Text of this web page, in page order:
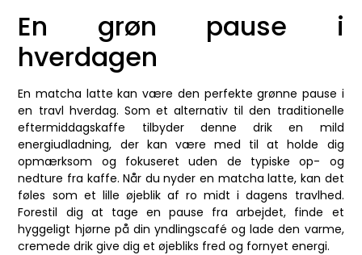
En grøn pause i
hverdagen
En matcha latte kan være den perfekte grønne pause i
en travl hverdag. Som et alternativ til den traditionelle
eftermiddagskaffe tilbyder denne drik en mild
energiudladning, der kan være med til at holde dig
opmærksom og fokuseret uden de typiske op- og
nedture fra kaffe. Når du nyder en matcha latte, kan det
føles som et lille øjeblik af ro midt i dagens travlhed.
Forestil dig at tage en pause fra arbejdet, finde et
hyggeligt hjørne på din yndlingscafé og lade den varme,
cremede drik give dig et øjebliks fred og fornyet energi.